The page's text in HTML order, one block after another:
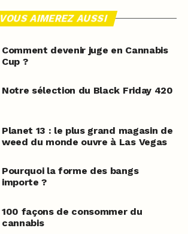
VOUS AIMEREZ AUSSI
Comment devenir juge en Cannabis
Cup ?
Notre sélection du Black Friday 420
Planet 13 : le plus grand magasin de
weed du monde ouvre à Las Vegas
Pourquoi la forme des bangs
importe ?
100 façons de consommer du
cannabis